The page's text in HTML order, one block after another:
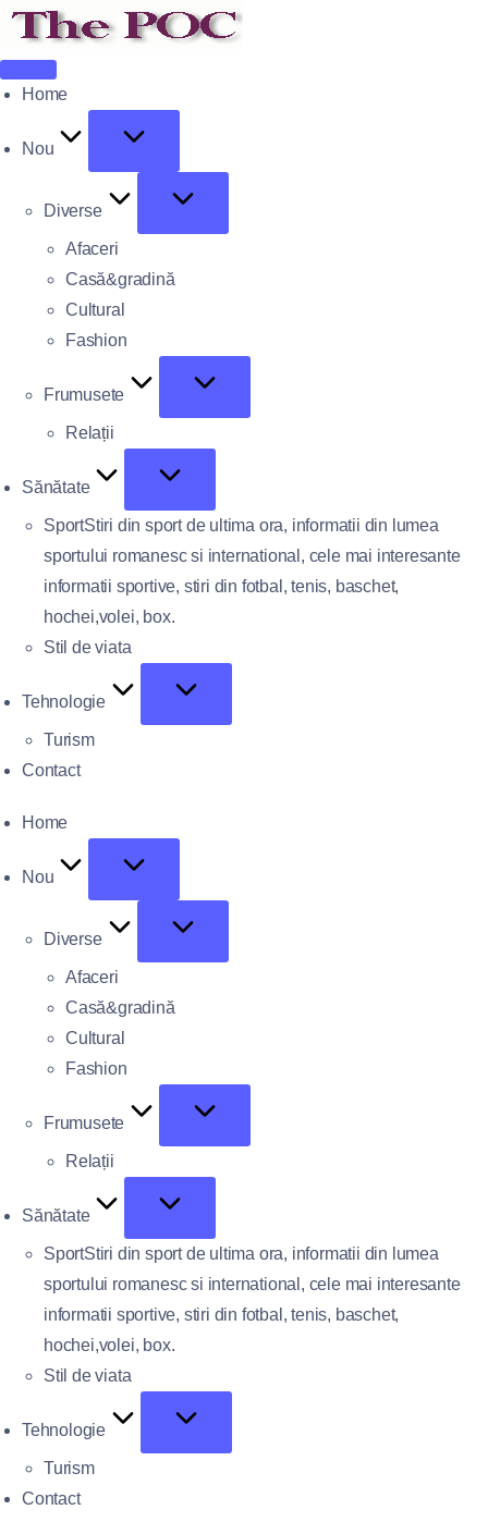
Home
Nou
Diverse
Afaceri
Casă&gradină
Cultural
Fashion
Frumusete
Relații
Sănătate
SportStiri din sport de ultima ora, informatii din lumea
sportului romanesc si international, cele mai interesante
informatii sportive, stiri din fotbal, tenis, baschet,
hochei,volei, box.
Stil de viata
Tehnologie
Turism
Contact
Home
Nou
Diverse
Afaceri
Casă&gradină
Cultural
Fashion
Frumusete
Relații
Sănătate
SportStiri din sport de ultima ora, informatii din lumea
sportului romanesc si international, cele mai interesante
informatii sportive, stiri din fotbal, tenis, baschet,
hochei,volei, box.
Stil de viata
Tehnologie
Turism
Contact